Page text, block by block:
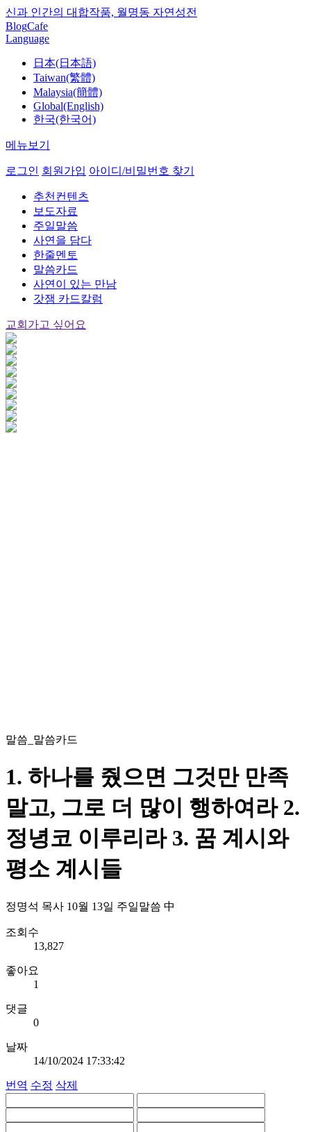
신과 인간의 대합작품, 월명동 자연성전
BlogCafe
Language
日本(日本語)
Taiwan(繁體)
Malaysia(簡體)
Global(English)
한국(한국어)
메뉴보기
로그인 회원가입 아이디/비밀번호 찾기
추천컨텐츠
보도자료
주일말씀
사연을 담다
한줄멘토
말씀카드
사연이 있는 만남
갓잼 카드칼럼
교회가고 싶어요
말씀_말씀카드
1. 하나를 줬으면 그것만 만족
말고, 그로 더 많이 행하여라 2.
정녕코 이루리라 3. 꿈 계시와
평소 계시들
정명석 목사 10월 13일 주일말씀 中
조회수
13,827
좋아요
1
댓글
0
날짜
14/10/2024 17:33:42
번역 수정 삭제